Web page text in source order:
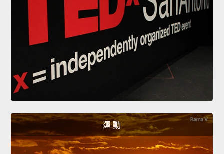
運 動